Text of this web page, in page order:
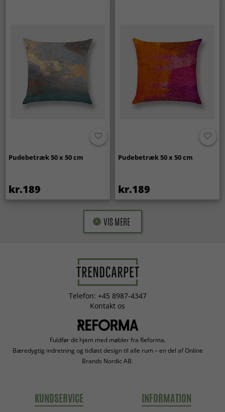
Pudebetræk 50 x 50 cm
kr.189
Pudebetræk 50 x 50 cm
kr.189
VIS MERE
Telefon: +45 8987-4347
Kontakt os
Fuldfør dit hjem med møbler fra Reforma.
Bæredygtig indretning og tidløst design til alle rum – en del af Online
Brands Nordic AB.
KUNDSERVICE INFORMATION